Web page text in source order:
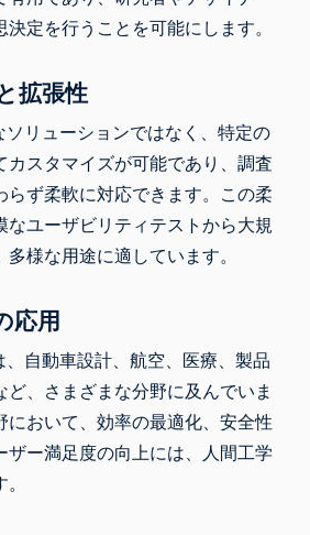
定を行うことを可能にします。
拡張性
リューションではなく、特定の
カスタマイズが可能であり、調査
らず柔軟に対応できます。この柔
なユーザビリティテストから大規
様な用途に適しています。
応用
自動車設計、航空、医療、製品
ど、さまざまな分野に及んでいま
において、効率の最適化、安全性
ザー満足度の向上には、人間工学
リサーチアシスタント
か、研究したい内容を説明して
ください。
いて、役立つ次の質問を提案しま
す。
なぜこれが重要ですか？
か？